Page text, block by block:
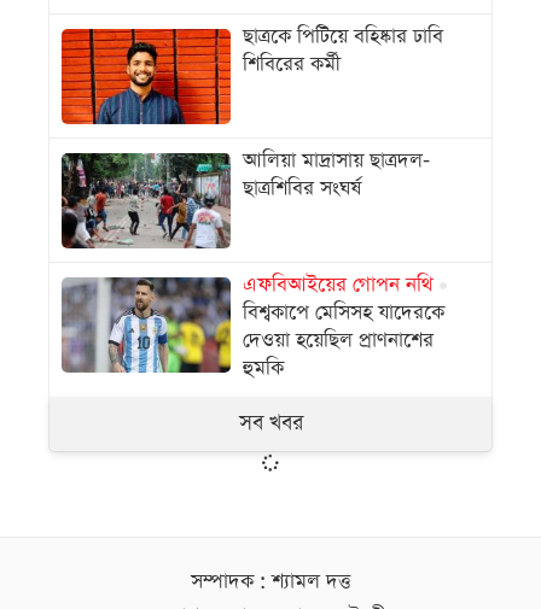
ছাত্রকে পিটিয়ে বহিষ্কার ঢাবি
শিবিরের কর্মী
আলিয়া মাদ্রাসায় ছাত্রদল-
ছাত্রশিবির সংঘর্ষ
এফবিআইয়ের গোপন নথি
বিশ্বকাপে মেসিসহ যাদেরকে
দেওয়া হয়েছিল প্রাণনাশের
হুমকি
সব খবর
সম্পাদক : শ্যামল দত্ত